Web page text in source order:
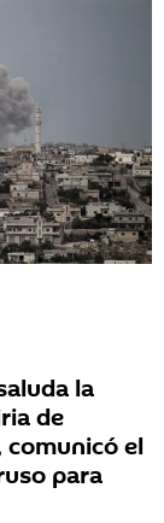
la
de
el
para